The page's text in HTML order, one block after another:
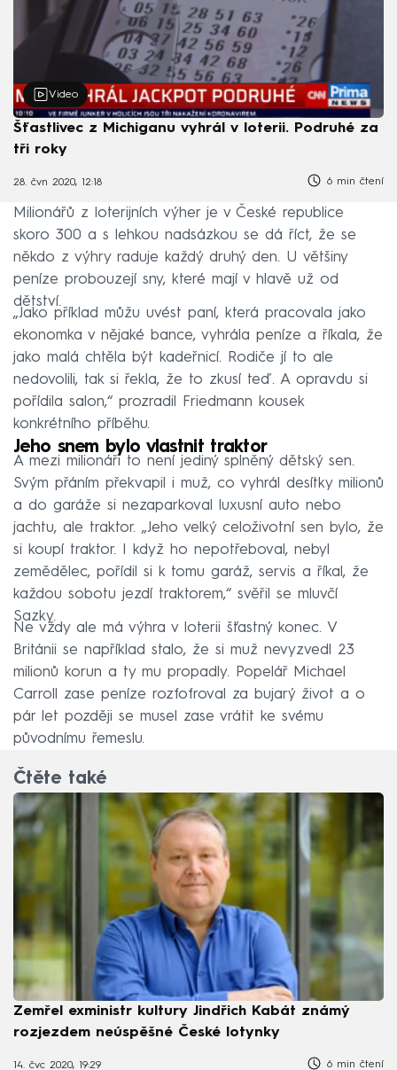
Video
Šťastlivec z Michiganu vyhrál v loterii. Podruhé za
tři roky
28. čvn 2020, 12:18 6 min čtení
Milionářů z loterijních výher je v České republice
skoro 300 a s lehkou nadsázkou se dá říct, že se
někdo z výhry raduje každý druhý den. U většiny
peníze probouzejí sny, které mají v hlavě už od
dětství.
„Jako příklad můžu uvést paní, která pracovala jako
ekonomka v nějaké bance, vyhrála peníze a říkala, že
jako malá chtěla být kadeřnicí. Rodiče jí to ale
nedovolili, tak si řekla, že to zkusí teď. A opravdu si
pořídila salon,“ prozradil Friedmann kousek
konkrétního příběhu.
Jeho snem bylo vlastnit traktor
A mezi milionáři to není jediný splněný dětský sen.
Svým přáním překvapil i muž, co vyhrál desítky milionů
a do garáže si nezaparkoval luxusní auto nebo
jachtu, ale traktor. „Jeho velký celoživotní sen bylo, že
si koupí traktor. I když ho nepotřeboval, nebyl
zemědělec, pořídil si k tomu garáž, servis a říkal, že
každou sobotu jezdí traktorem,“ svěřil se mluvčí
Sazky.
Ne vždy ale má výhra v loterii šťastný konec. V
Británii se například stalo, že si muž nevyzvedl 23
milionů korun a ty mu propadly. Popelář Michael
Carroll zase peníze rozfofroval za bujarý život a o
pár let později se musel zase vrátit ke svému
původnímu řemeslu.
Čtěte také
Zemřel exministr kultury Jindřich Kabát známý
rozjezdem neúspěšné České lotynky
14. čvc 2020, 19:29 6 min čtení